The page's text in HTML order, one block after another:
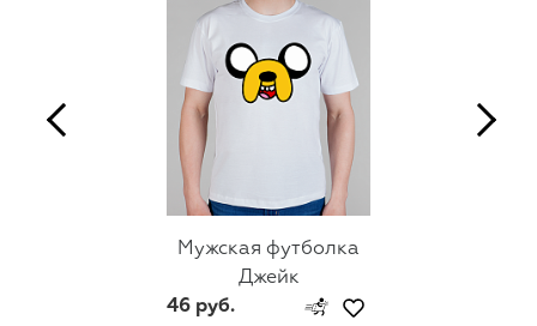
Мужская футболка
Джейк
46 руб.